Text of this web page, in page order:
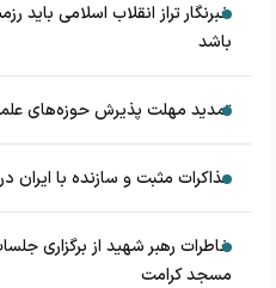
خبرنگار تراز انقلاب اسلامی باید
باشد
تمدید مهلت پذیرش حوزه‌های
مذاکرات مثبت و سازنده با ایران
خاطرات رهبر شهید از برگزاری
مسجد کرامت